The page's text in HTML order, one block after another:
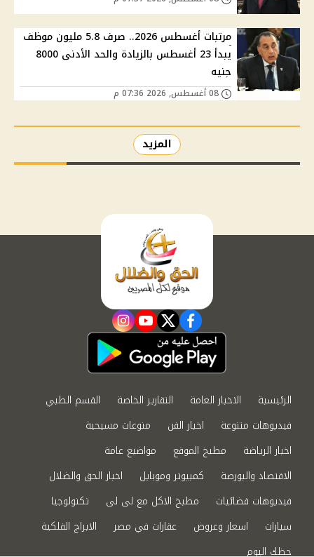
مرتبات أغسطس 2026.. صرف 5.8 مليون موظف
يبدأ 23 أغسطس بالزيادة والحد الأدنى 8000
جنيه
المزيد
facebook
twitter
youtube
instagram
الرئيسية الاخبار العامة التقارير الخاصة
القسم الطبي
فيديوهات متنوعة
اخبار الفن
منوعات مسيحية
اخبار الرياضة
مطبخ الموقع
مواضيع عامة
الاقتصاد والبورصة
كمبيوتر وموبايل
اخبار الحق والضلال
فيديوهات فضائيات
مطبخ الاكل مع لى لى
تكنولوجيا
سيارات
اسعار وعروض عقارات في مصر
الابراج الفلكية
حظك اليوم